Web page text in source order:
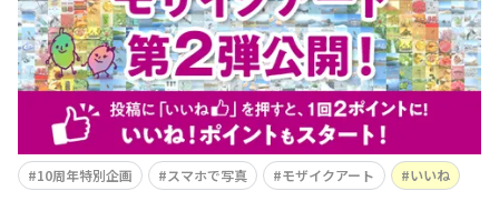
ましたか？💭「自分の写真を見つけたよ！」という嬉しい
お声もたくさんいただき、スタッフ一同とても嬉しい気持
ちでいっぱいです🥲そ
10周年特別企画 スマホで写真 モザイクアート いいね